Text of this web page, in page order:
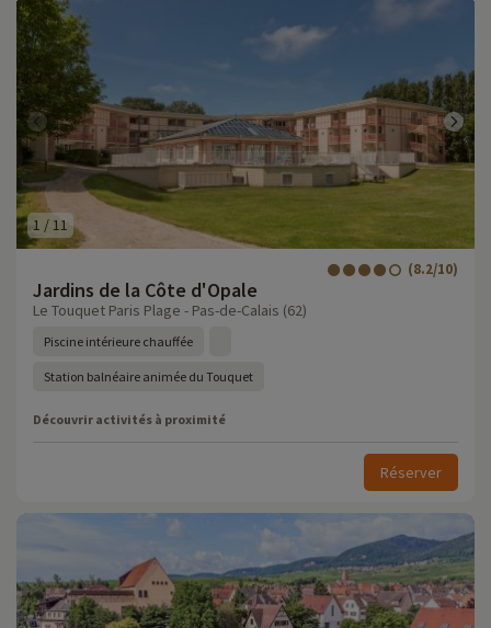
1 /11
Jardins de la Côte d'Opale
(8.2/10)
Le Touquet Paris Plage - Pas-de-Calais (62)
Piscine intérieure chauffée
Station balnéaire animée du Touquet
Découvrir activités à proximité
Réserver